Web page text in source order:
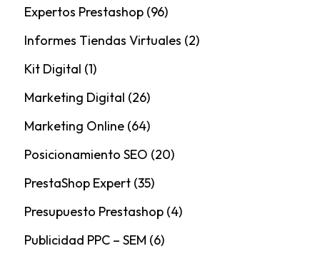
Expertos Prestashop(96)
Informes Tiendas Virtuales (2)
Kit Digital (1)
Marketing Digital (26)
Marketing Online(64)
Posicionamiento SEO (20)
PrestaShop Expert(35)
Presupuesto Prestashop(4)
Publicidad PPC – SEM (6)